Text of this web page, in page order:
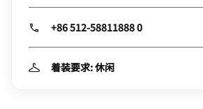
+86 512-58811888 0
着装要求: 休闲